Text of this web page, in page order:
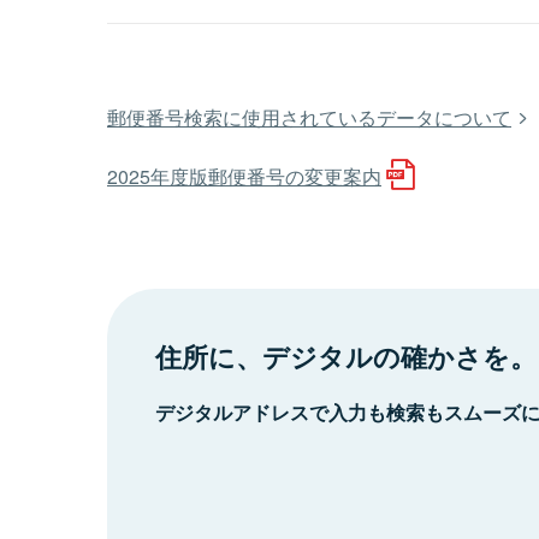
郵便番号検索に使用されているデータについて
2025年度版郵便番号の変更案内
住所に、デジタルの確かさを。
デジタルアドレスで入力も検索もスムーズ